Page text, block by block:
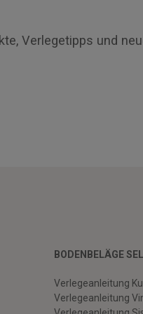
Verlegetipps und
BODENBELÄGE
Verlegeanleitung
Verlegeanleitung